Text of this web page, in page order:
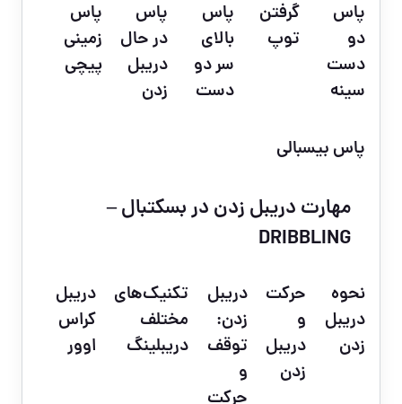
پاس
دو
دست
سینه
گرفتن
توپ
پاس
بالای
سر دو
دست
پاس
در حال
دریبل
زدن
پاس
زمینی
پیچی
پاس بیسبالی
مهارت دریبل زدن در بسکتبال –
DRIBBLING
نحوه
دریبل
زدن
حرکت
و
دریبل
زدن
دریبل
زدن:
توقف
و
تکنیک‌های
مختلف
دریبلینگ
دریبل
کراس
اوور